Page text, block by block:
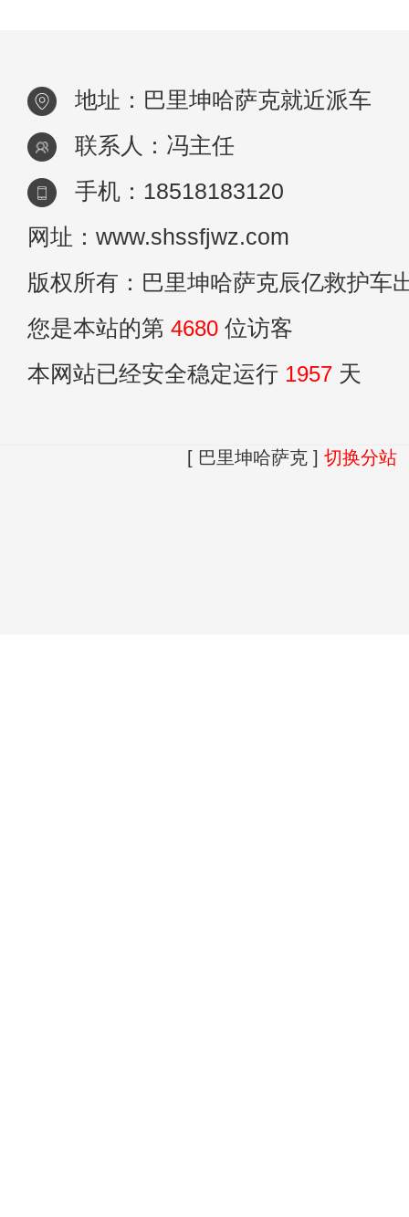
地址：巴里坤哈萨克就近派车
联系人：冯主任
手机：18518183120
网址：www.shssfjwz.com
版权所有：巴里坤哈萨克辰亿救护车
您是本站的第 4680 位访客
本网站已经安全稳定运行 1957 天
[ 巴里坤哈萨克 ] 切换分站